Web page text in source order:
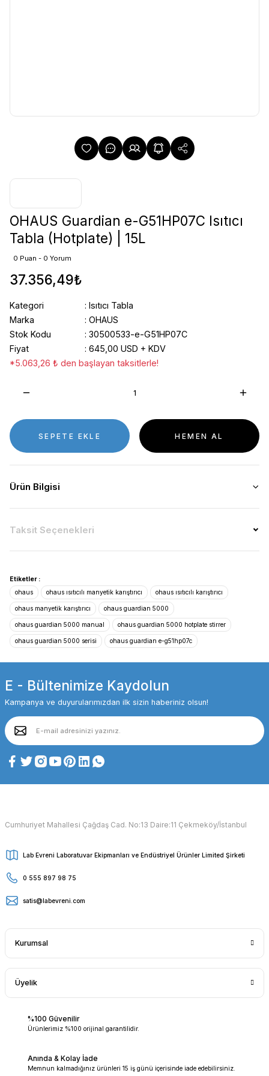
OHAUS Guardian e-G51HP07C Isıtıcı
Tabla (Hotplate) | 15L
0 Puan - 0 Yorum
37.356,49₺
Kategori
Isıtıcı Tabla
Marka
OHAUS
Stok Kodu
30500533-e-G51HP07C
Fiyat
645,00 USD + KDV
*5.063,26 ₺ den başlayan taksitlerle!
SEPETE EKLE HEMEN AL
Ürün Bilgisi
Taksit Seçenekleri
Etiketler :
ohaus
ohaus ısıtıcılı manyetik karıştırıcı ohaus ısıtıcılı karıştırıcı
ohaus manyetik karıştırıcı ohaus guardian 5000
ohaus guardian 5000 manual ohaus guardian 5000 hotplate stirrer
ohaus guardian 5000 serisi ohaus guardian e-g51hp07c
E - Bültenimize Kaydolun
Kampanya ve duyurularımızdan ilk sizin haberiniz olsun!
Cumhuriyet Mahallesi Çağdaş Cad. No:13 Daire:11 Çekmeköy/İstanbul
Lab Evreni Laboratuvar Ekipmanları ve Endüstriyel Ürünler Limited Şirketi
0 555 897 98 75
satis@labevreni.com
Kurumsal
Üyelik
%100 Güvenilir
Ürünlerimiz %100 orijinal garantilidir.
Anında & Kolay İade
Memnun kalmadığınız ürünleri 15 iş günü içerisinde iade edebilirsiniz.